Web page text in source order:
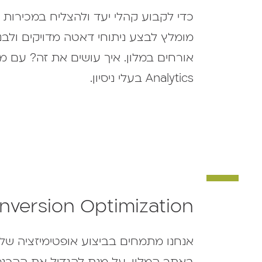
כדי לקבוע קהלי יעד ולהצליח
מומלץ לבצע ניתוחי דאטה מדויקים
Analytics בעלי ניסיון.
Optimization
אנחנו מתמחים בביצוע אופטימיזציה